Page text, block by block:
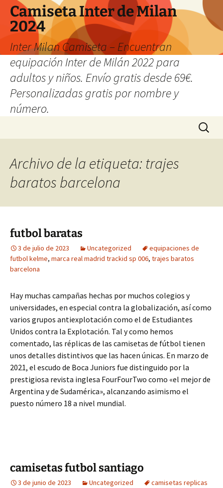
Camiseta Inter de Milan
2024
Inter Milan Camiseta – Encuentran
equipación Inter de Milán 2022 para
adultos y niños. Envío gratis desde 69€.
Personalizadas gratis por nombre y
número.
Buscar:
Archivo de la etiqueta: trajes
baratos barcelona
futbol baratas
3 de julio de 2023 Uncategorized
equipaciones de
futbol kelme, marca real madrid trackid sp 006, trajes baratos
barcelona
Hay muchas campañas hechas por muchos colegios y
universidades, en especial contra la globalización, así como
varios grupos antiexplotación como el de Estudiantes
Unidos contra la Explotación. Tal y como hemos
comentado, las réplicas de las camisetas de fútbol tienen
unos detalles distintivos que las hacen únicas. En marzo de
2021, el escudo de Boca Juniors fue distinguido por la
prestigiosa revista inglesa FourFourTwo como «el mejor de
Argentina y de Sudamérica», alcanzando asimismo el
puesto número 18 a nivel mundial.
camisetas futbol santiago
3 de junio de 2023 Uncategorized
camisetas replicas